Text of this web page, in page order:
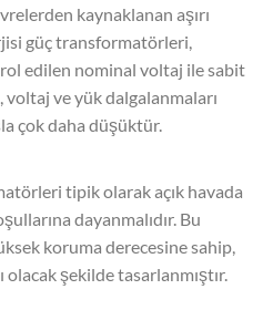
kaynaklanan aşırı
güç transformatörleri,
edilen nominal voltaj ile sabit
voltaj ve yük dalgalanmaları
çok daha düşüktür.
tipik olarak açık havada
dayanmalıdır. Bu
koruma derecesine sahip,
olacak şekilde tasarlanmıştır.